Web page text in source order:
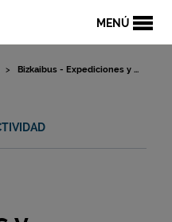
MENÚ
Bizkaibus - Expediciones y ...